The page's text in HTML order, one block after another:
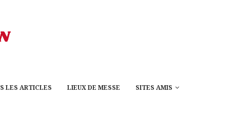
LES ARTICLES LIEUX DE MESSE SITES AMIS